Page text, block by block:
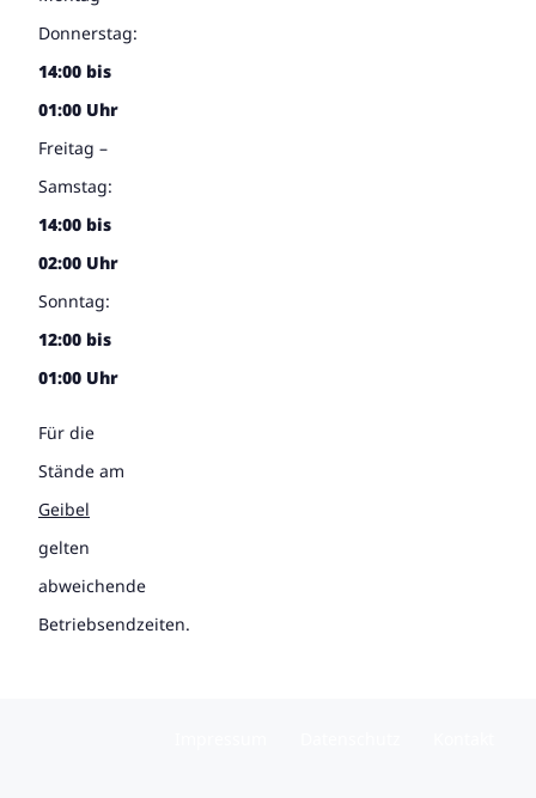
Donnerstag:
14:00 bis
01:00 Uhr
Freitag –
Samstag:
14:00 bis
02:00 Uhr
Sonntag:
12:00 bis
01:00 Uhr
Für die
Stände am
Geibel
gelten
abweichende
Betriebsendzeiten.